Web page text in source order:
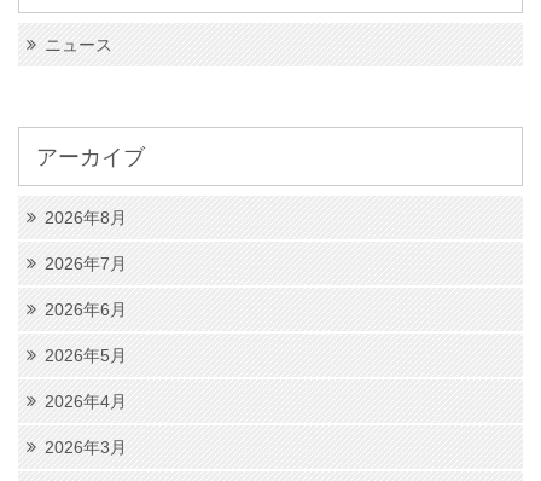
ニュース
アーカイブ
2026年8月
2026年7月
2026年6月
2026年5月
2026年4月
2026年3月